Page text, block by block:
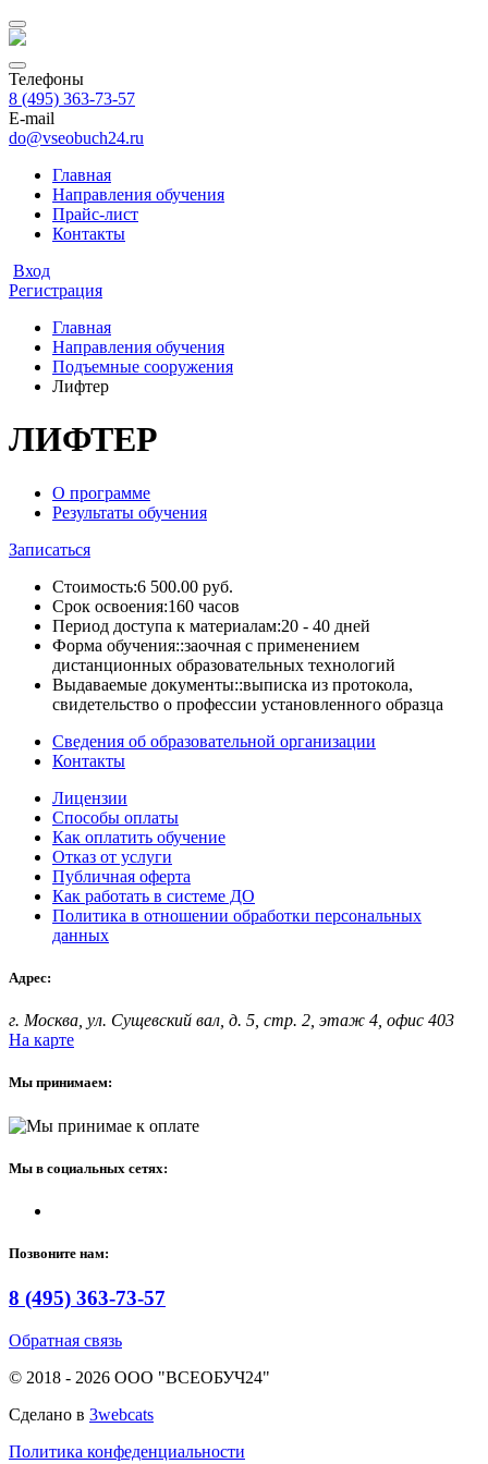
Телефоны
8 (495) 363-73-57
E-mail
do@vseobuch24.ru
Главная
Направления обучения
Прайс-лиcт
Контакты
Вход
Регистрация
Главная
Направления обучения
Подъемные сооружения
Лифтер
ЛИФТЕР
О программе
Результаты обучения
Записаться
Стоимость:6 500.00 руб.
Срок освоения:160 часов
Период доступа к материалам:20 - 40 дней
Форма обучения::заочная с применением
дистанционных образовательных технологий
Выдаваемые документы::выписка из протокола,
свидетельство о профессии установленного образца
Сведения об образовательной организации
Контакты
Лицензии
Способы оплаты
Как оплатить обучение
Отказ от услуги
Публичная оферта
Как работать в системе ДО
Политика в отношении обработки персональных
данных
Адрес:
г. Москва, ул. Сущевский вал, д. 5, стр. 2, этаж 4, офис 403
На карте
Мы принимаем:
Мы в социальных сетях:
Позвоните нам:
8 (495) 363-73-57
Обратная связь
© 2018 - 2026 ООО "ВСЕОБУЧ24"
Сделано в 3webcats
Политика конфеденциальности